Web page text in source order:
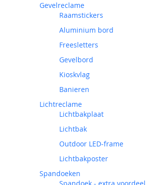
Gevelreclame
Raamstickers
Aluminium bord
Freesletters
Gevelbord
Kioskvlag
Banieren
Lichtreclame
Lichtbakplaat
Lichtbak
Outdoor LED-frame
Lichtbakposter
Spandoeken